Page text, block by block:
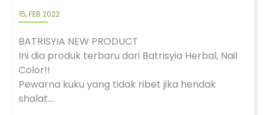
15, FEB 2022
BATRISYIA NEW PRODUCT
Ini dia produk terbaru dari Batrisyia Herbal, Nail
Color!!
Pewarna kuku yang tidak ribet jika hendak
shalat....